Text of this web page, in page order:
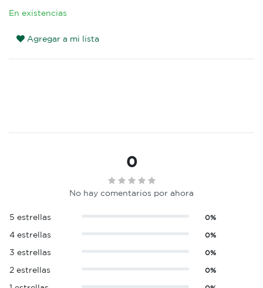
En existencias
Agregar a mi lista
0
No hay comentarios por ahora
5 estrellas 0%
4 estrellas 0%
3 estrellas 0%
2 estrellas 0%